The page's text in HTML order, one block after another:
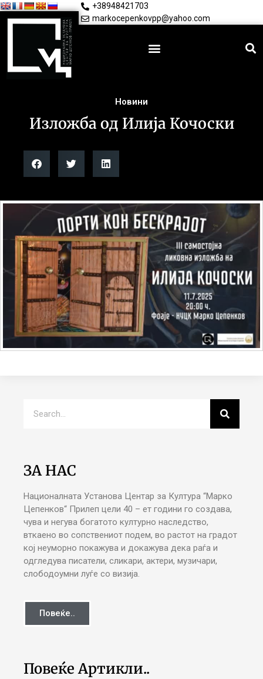
+38948421703
markocepenkovpp@yahoo.com
Новини
Изложба од Илија Кочоски
ЗА НАС
Националната Установа Центар за Култура “Марко
Цепенков“ Прилеп цели 40 – ет години го создава,
чува и негува богатото културно наследство,
вткаено во сопствениот подем, во растот на градот
кој неуморно покажува и докажува дека раѓа и
одгледува писатели, сликари, актери, музичари,
слободоумни луѓе со визија.
Повеќе..
Повеќе Артикли..